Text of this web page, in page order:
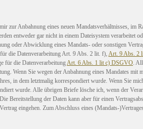
zur Anbahnung eines neuen Mandatsverhältnisses, im
entweder gar nicht in einem Dateisystem verarbeitet
oder Abwicklung eines Mandats- oder sonstigen
die Datenverarbeitung Art. 9 Abs. 2 lit. f), Art. 9 Abs. 2
für die DatenverarbeitungArt. 6 Abs. 1 lit c) DSGVO.
Wenn Sie wegen der Anbahnung eines Mandates
in dem letztmalig korrespondiert wurde. Wenn Sie
wurde. Alle übrigen Briefe lösche ich, wenn der
Bereitstellung der Daten kann aber für einen
eingehen. Zum Abschluss eines (Mandats-